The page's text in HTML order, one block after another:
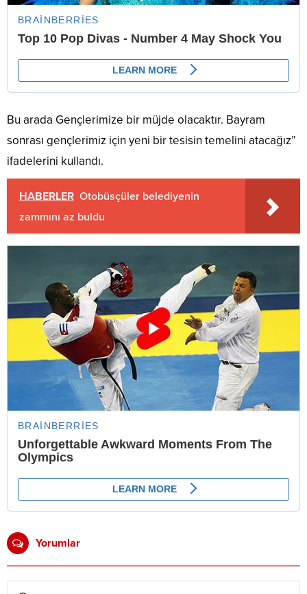
Bu arada Gençlerimize bir müjde olacaktır. Bayram
sonrası gençlerimiz için yeni bir tesisin temelini atacağız”
ifadelerini kullandı.
HABERLER Otobüsçüler belediyenin
zammını az buldu
Yorumlar